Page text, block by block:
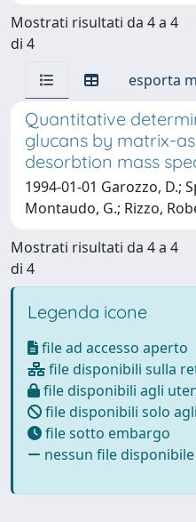
Mostrati risultati da 4 a 4
di 4
esporta
Quantitative
glucans by matrix-
desorbtion mass
1994-01-01 Garozzo, D.;
Montaudo, G.; Rizzo,
Mostrati risultati da 4 a 4
di 4
Legenda icone
file ad accesso aperto
file disponibili sulla
file disponibili agli
file disponibili solo
file sotto embargo
nessun file disponibile